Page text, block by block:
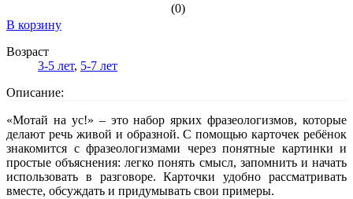
(0)
В корзину
Возраст
3-5 лет, 5-7 лет
Описание:
«Мотай на ус!» – это набор ярких фразеологизмов, которые
делают речь живой и образной. С помощью карточек ребёнок
знакомится с фразеологизмами через понятные картинки и
простые объяснения: легко понять смысл, запомнить и начать
использовать в разговоре. Карточки удобно рассматривать
вместе, обсуждать и придумывать свои примеры.